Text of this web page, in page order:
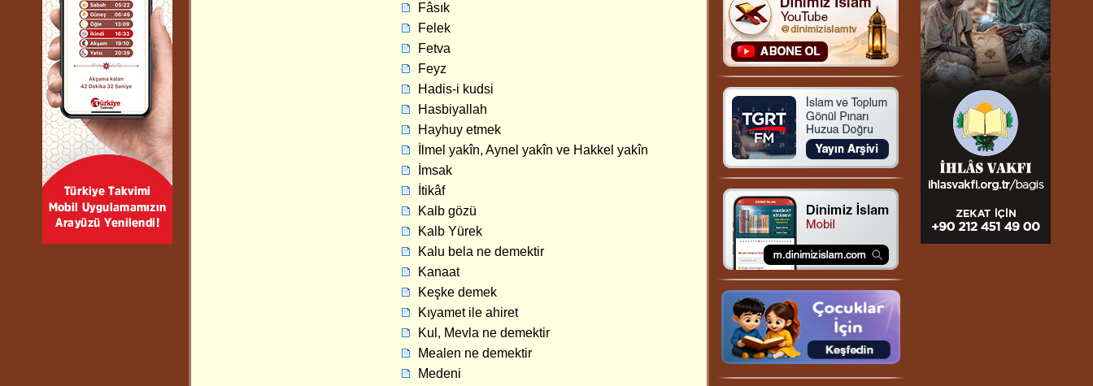
Fâsık
Felek
Fetva
Feyz
Hadis-i kudsi
Hasbiyallah
Hayhuy etmek
İlmel yakîn, Aynel yakîn ve Hakkel yakîn
İmsak
İtikâf
Kalb gözü
Kalb Yürek
Kalu bela ne demektir
Kanaat
Keşke demek
Kıyamet ile ahiret
Kul, Mevla ne demektir
Mealen ne demektir
Medeni